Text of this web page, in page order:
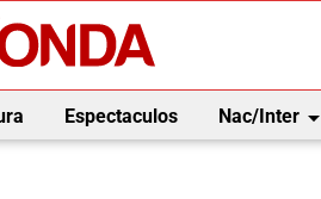
Espectaculos Nac/Interarrow_drop_down